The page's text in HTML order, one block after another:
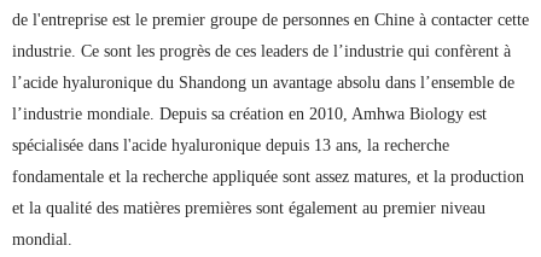
de l'entreprise est le premier groupe de personnes en Chine à contacter cette
industrie. Ce sont les progrès de ces leaders de l’industrie qui confèrent à
l’acide hyaluronique du Shandong un avantage absolu dans l’ensemble de
l’industrie mondiale. Depuis sa création en 2010, Amhwa Biology est
spécialisée dans l'acide hyaluronique depuis 13 ans, la recherche
fondamentale et la recherche appliquée sont assez matures, et la production
et la qualité des matières premières sont également au premier niveau
mondial.